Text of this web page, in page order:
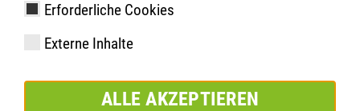
Erforderliche Cookies
Externe Inhalte
ALLE AKZEPTIEREN
ERGO-MED green